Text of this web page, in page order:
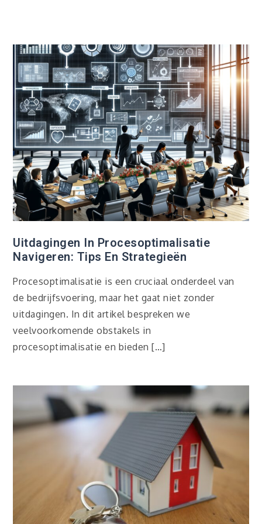
Uitdagingen In Procesoptimalisatie
Navigeren: Tips En Strategieën
Procesoptimalisatie is een cruciaal onderdeel van
de bedrijfsvoering, maar het gaat niet zonder
uitdagingen. In dit artikel bespreken we
veelvoorkomende obstakels in
procesoptimalisatie en bieden […]